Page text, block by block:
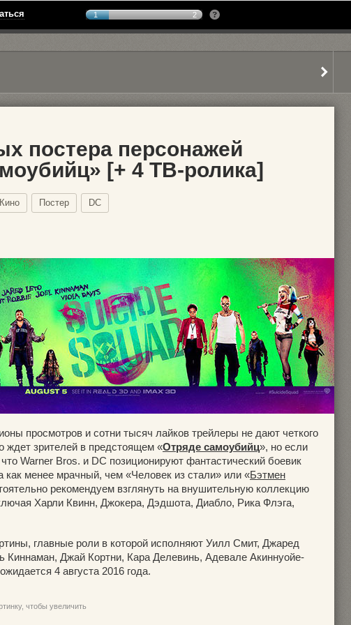
1 2
постера персонажей
[+ 4 ТВ-ролика]
Кино Постер DC
просмотров и сотни тысяч лайков трейлеры не дают четкого
ждет зрителей в предстоящем «Отряде самоубийц», но если
Warner Bros. и DC позиционируют фантастический боевик
как менее мрачный, чем «Человек из стали» или «Бэтмен
рекомендуем взглянуть на внушительную коллекцию
Харли Квинн, Джокера, Дэдшота, Диабло, Рика Флэга,
главные роли в которой исполняют Уилл Смит, Джаред
Джай Кортни, Кара Делевинь, Адевале Акиннуойе-
4 августа 2016 года.
чтобы увеличить